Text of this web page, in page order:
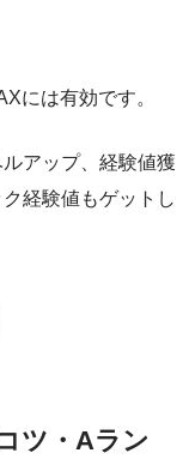
には有効です。
アップ、経験値獲
経験値もゲットし
ツ・Aラン